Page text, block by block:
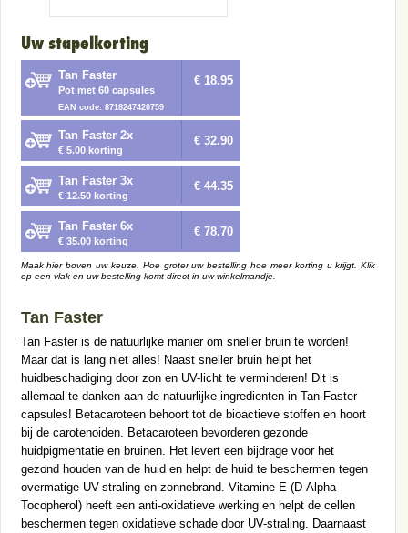
Uw stapelkorting
Tan Faster
Pot met 60 capsules
EAN code: 8718247420759
€ 18.95
Tan Faster 2x
€ 5.00 korting
€ 32.90
Tan Faster 3x
€ 12.50 korting
€ 44.35
Tan Faster 6x
€ 35.00 korting
€ 78.70
Maak hier boven uw keuze. Hoe groter uw bestelling hoe meer korting u krijgt. Klik
op een vlak en uw bestelling komt direct in uw winkelmandje.
Tan Faster
Tan Faster is de natuurlijke manier om sneller bruin te worden!
Maar dat is lang niet alles! Naast sneller bruin helpt het
huidbeschadiging door zon en UV-licht te verminderen! Dit is
allemaal te danken aan de natuurlijke ingredienten in Tan Faster
capsules! Betacaroteen behoort tot de bioactieve stoffen en hoort
bij de carotenoiden. Betacaroteen bevorderen gezonde
huidpigmentatie en bruinen. Het levert een bijdrage voor het
gezond houden van de huid en helpt de huid te beschermen tegen
overmatige UV-straling en zonnebrand. Vitamine E (D-Alpha
Tocopherol) heeft een anti-oxidatieve werking en helpt de cellen
beschermen tegen oxidatieve schade door UV-straling. Daarnaast